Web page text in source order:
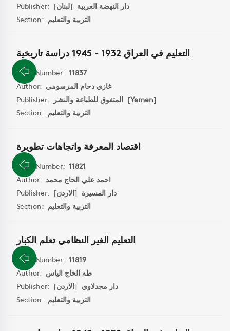
Publisher:
دار النهضة العربية [لبنان]
Section: التربية والتعليم
التعليم في العراق 1932 - 1945 دراسة تاريخية
Book Number: 11837
Author: غازي دحام المرسومي
Publisher: المتفوق للطباعة والنشر [Yemen]
Section: التربية والتعليم
اقتصاد المعرفة واتجاهات تطويرة
Book Number: 11821
Author: احمد علي الحاج محمد
Publisher:
دار المسيرة [الاردن]
Section: التربية والتعليم
التعليم الغير النظامي تعلم الكبار
Book Number: 11819
Author: طه الحاج الياس
Publisher:
دار مجدلاوي [الاردن]
Section: التربية والتعليم